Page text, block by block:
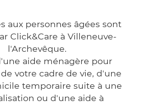
aux personnes âgées sont
Click&Care à Villeneuve-
l'Archevêque.
aide ménagère pour
votre cadre de vie, d'une
temporaire suite à une
ou d'une aide à